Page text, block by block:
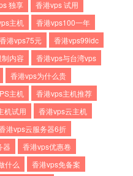
独享
香港vps 试用
主机
香港vps100一年
香港vps75元
香港vps99idc
内容
香港vps与台湾vps
香港vps为什么贵
主机
香港vps主机推荐
机试用
香港vps云主机
港vps云服务器6折
器
香港vps优惠卷
什么
香港vps免备案